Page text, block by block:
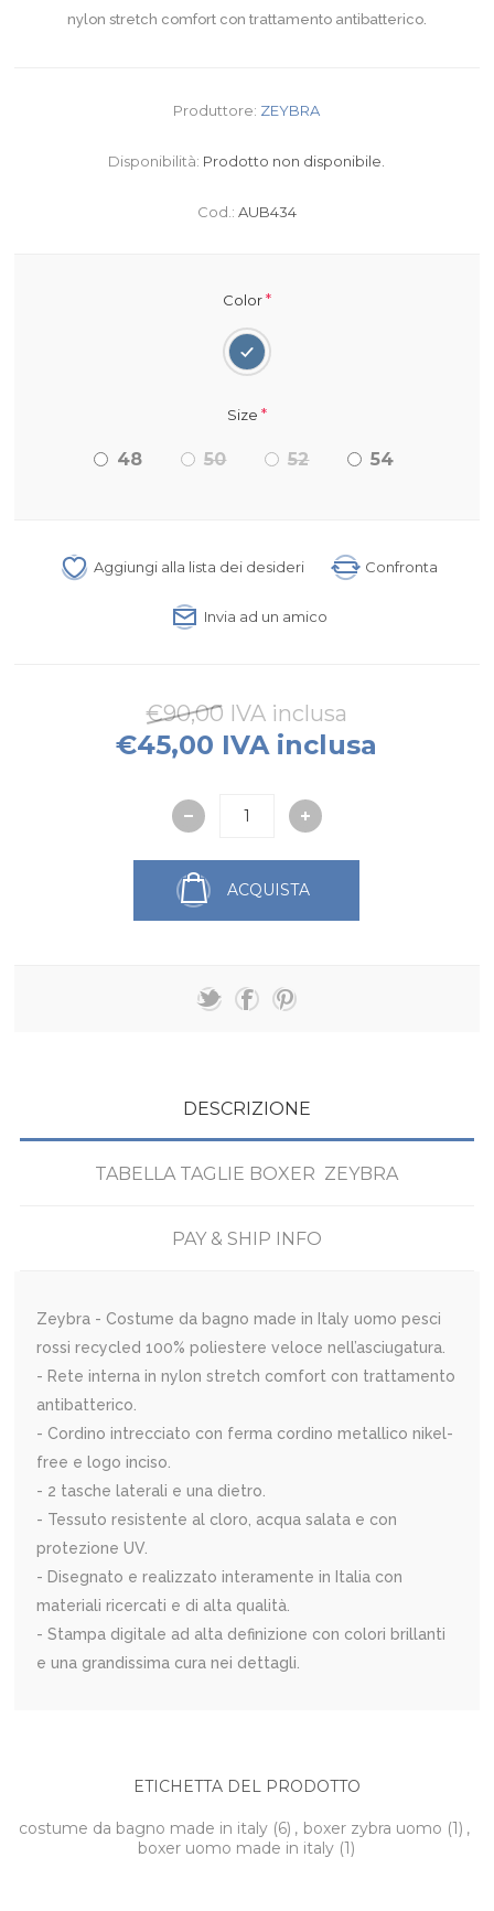
nylon stretch comfort con trattamento antibatterico.
Produttore: ZEYBRA
Disponibilità: Prodotto non disponibile.
Cod.: AUB434
Color*
Size *
48 50 52 54
Aggiungi alla lista dei desideri Confronta
Invia ad un amico
€90,00 IVA inclusa
€45,00 IVA inclusa
ACQUISTA
DESCRIZIONE
TABELLA TAGLIE BOXER ZEYBRA
PAY & SHIP INFO
Zeybra - Costume da bagno made in Italy uomo pesci
rossi recycled 100% poliestere veloce nell’asciugatura.
- Rete interna in nylon stretch comfort con trattamento
antibatterico.
- Cordino intrecciato con ferma cordino metallico nikel-
free e logo inciso.
- 2 tasche laterali e una dietro.
- Tessuto resistente al cloro, acqua salata e con
protezione UV.
- Disegnato e realizzato interamente in Italia con
materiali ricercati e di alta qualità.
- Stampa digitale ad alta definizione con colori brillanti
e una grandissima cura nei dettagli.
ETICHETTA DEL PRODOTTO
costume da bagno made in italy (6) , boxer zybra uomo (1) ,
boxer uomo made in italy (1)